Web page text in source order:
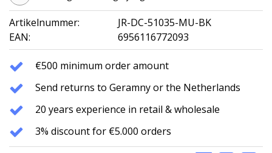
Artikelnummer:
JR-DC-51035-MU-BK
EAN:
6956116772093
€500 minimum order amount
Send returns to Geramny or the Netherlands
20 years experience in retail & wholesale
3% discount for €5.000 orders